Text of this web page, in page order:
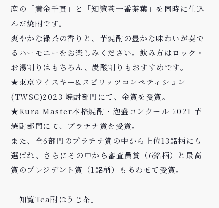
産の「黄金千貫」と「知覧茶一番茶葉」を同時に仕込
んだ焼酎です。
爽やかな緑茶の香りと、芋焼酎の豊かな味わいが奏で
るハーモニーをお楽しみください。飲み方はロック・
お湯割りはもちろん、炭酸割りもおすすめです。
★東京ウイスキー&スピリッツコンペティション
(TWSC)2023 焼酎部門にて、金賞を受賞。
★Kura Master本格焼酎・泡盛コンクール 2021 芋
焼酎部門にて、プラチナ賞を受賞。
また、全6部門のプラチナ賞の中から上位13銘柄にも
選ばれ、さらにその中から審査員賞（6銘柄）と最高
賞のプレジデント賞（1銘柄）もあわせて受賞。
「知覧Tea酎ほうじ茶」